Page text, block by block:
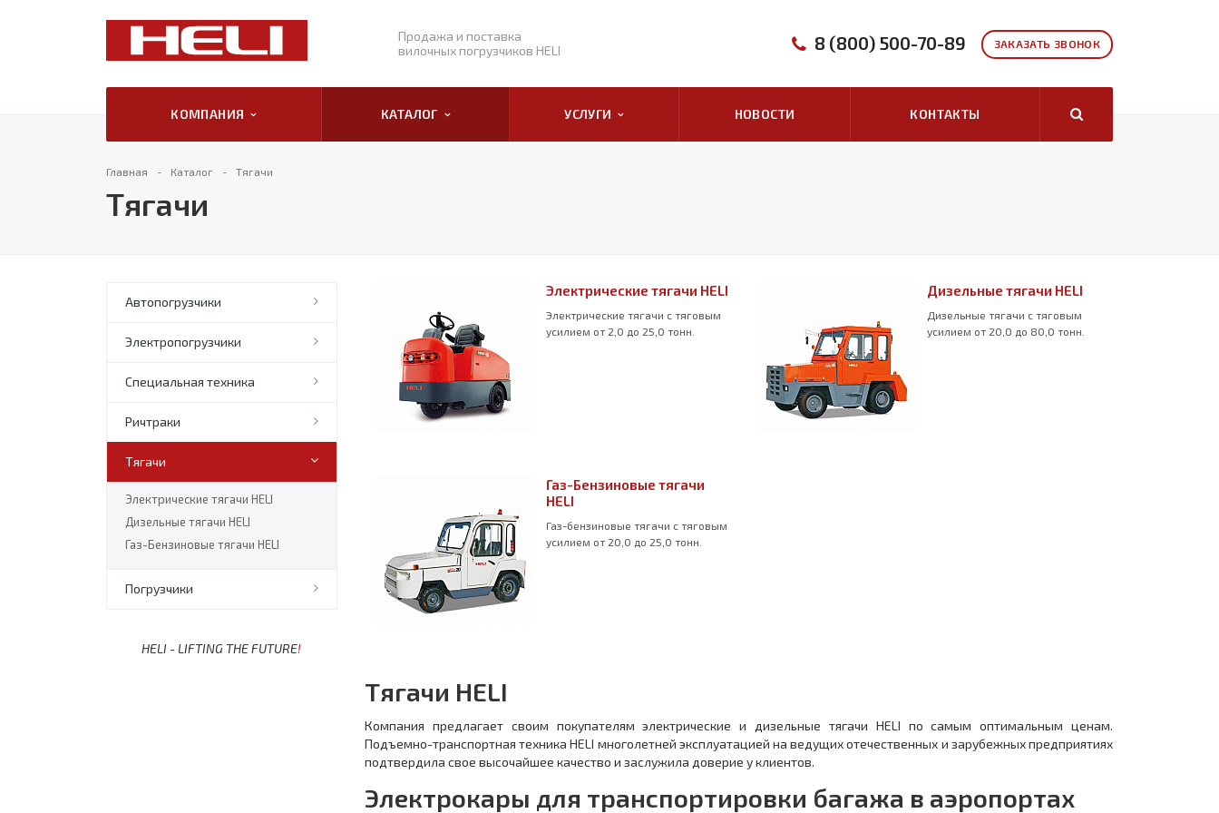
Продажа и поставка
вилочных погрузчиков HELI
ЗАКАЗАТЬ ЗВОНОК
8 (800) 500-70-89
КОМПАНИЯ КАТАЛОГ УСЛУГИ НОВОСТИ КОНТАКТЫ
Главная Каталог Тягачи
Тягачи
Автопогрузчики
Электропогрузчики
Специальная техника
Ричтраки
Тягачи
Электрические тягачи HELI
Дизельные тягачи HELI
Газ-Бензиновые тягачи HELI
Погрузчики
HELI - LIFTING THE FUTURE!
Электрические тягачи HELI
Электрические тягачи с тяговым
усилием от 2,0 до 25,0 тонн.
Дизельные тягачи HELI
Дизельные тягачи с тяговым
усилием от 20,0 до 80,0 тонн.
Газ-Бензиновые тягачи
HELI
Газ-бензиновые тягачи с тяговым
усилием от 20,0 до 25,0 тонн.
Тягачи HELI
Компания предлагает своим покупателям электрические и дизельные тягачи HELI по самым оптимальным ценам.
Подъемно-транспортная техника HELI многолетней эксплуатацией на ведущих отечественных и зарубежных предприятиях
подтвердила свое высочайшее качество и заслужила доверие у клиентов.
Электрокары для транспортировки багажа в аэропортах